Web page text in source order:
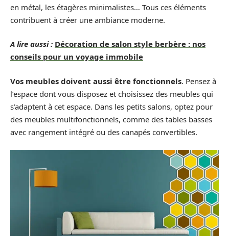
en métal, les étagères minimalistes… Tous ces éléments
contribuent à créer une ambiance moderne.
A lire aussi : Décoration de salon style berbère : nos
conseils pour un voyage immobile
Vos meubles doivent aussi être fonctionnels. Pensez à
l’espace dont vous disposez et choisissez des meubles qui
s’adaptent à cet espace. Dans les petits salons, optez pour
des meubles multifonctionnels, comme des tables basses
avec rangement intégré ou des canapés convertibles.